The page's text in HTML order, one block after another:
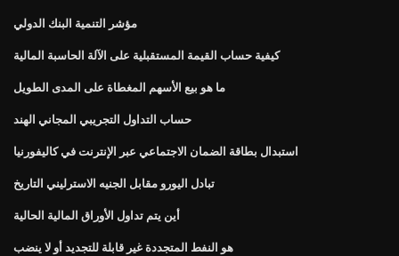
مؤشر التنمية البنك الدولي
كيفية حساب القيمة المستقبلية على الآلة الحاسبة المالية
ما هو بيع الأسهم المغطاة على المدى الطويل
حساب التداول التجريبي المجاني الهند
استبدال بطاقة الضمان الاجتماعي عبر الإنترنت في كاليفورنيا
تبادل اليورو مقابل الجنيه الاسترليني التاريخ
أين يتم تداول الأوراق المالية الحالية
هو النفط المتجددة غير قابلة للتجديد أو لا ينضب